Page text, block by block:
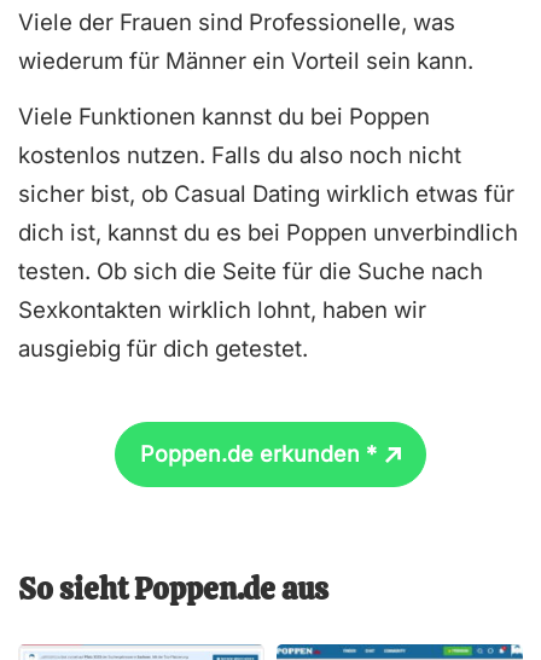
Viele der Frauen sind Professionelle, was
wiederum für Männer ein Vorteil sein kann.
Viele Funktionen kannst du bei Poppen
kostenlos nutzen. Falls du also noch nicht
sicher bist, ob Casual Dating wirklich etwas für
dich ist, kannst du es bei Poppen unverbindlich
testen. Ob sich die Seite für die Suche nach
Sexkontakten wirklich lohnt, haben wir
ausgiebig für dich getestet.
Poppen.de erkunden *
So sieht Poppen.de aus